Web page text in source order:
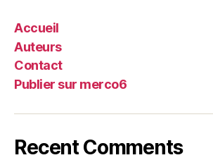
Accueil
Auteurs
Contact
Publier sur merco6
Recent Comments